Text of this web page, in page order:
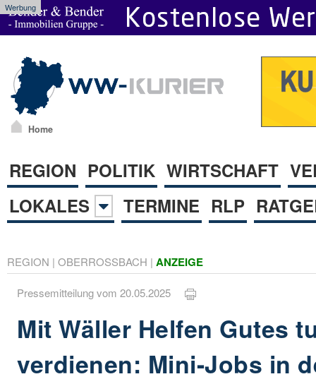
Werbung
Home
REGION POLITIK WIRTSCHAFT
LOKALES
TERMINE RLP
REGION | OBERROSSBACH | ANZEIGE
Pressemitteilung vom 20.05.2025
Mit Wäller Helfen Gutes
verdienen: Mini-Jobs in